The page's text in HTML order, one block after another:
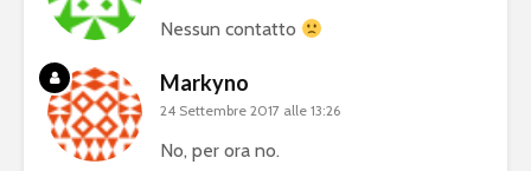
Nessun contatto
Markyno
24 Settembre 2017 alle 13:26
No, per ora no.